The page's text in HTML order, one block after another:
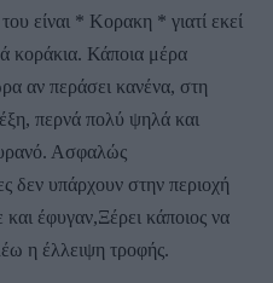
είναι * Κορακη * γιατί εκεί
κοράκια. Κάποια μέρα
αν περάσει κανένα, στη
περνά πολύ ψηλά και
Ασφαλώς
δεν υπάρχουν στην περιοχή
και έφυγαν,Ξέρει κάποιος να
η έλλειψη τροφής.